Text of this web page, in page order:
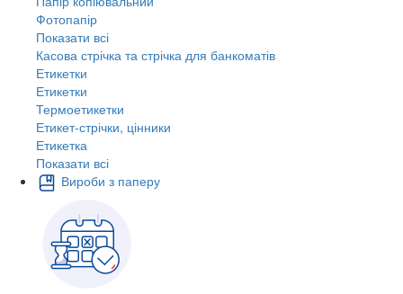
Фотопапір
Показати всі
Касова стрічка та стрічка для банкоматів
Етикетки
Етикетки
Термоетикетки
Етикет-стрічки, цінники
Етикетка
Показати всі
Вироби з паперу